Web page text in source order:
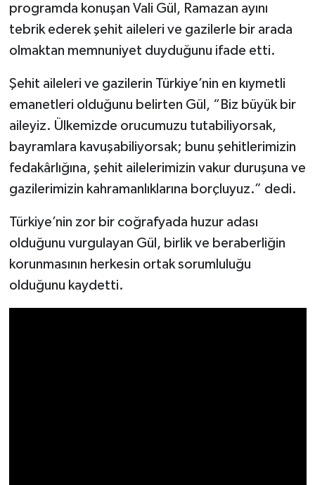
programda konuşan Vali Gül, Ramazan ayını
tebrik ederek şehit aileleri ve gazilerle bir arada
olmaktan memnuniyet duyduğunu ifade etti.
Şehit aileleri ve gazilerin Türkiye’nin en kıymetli
emanetleri olduğunu belirten Gül, “Biz büyük bir
aileyiz. Ülkemizde orucumuzu tutabiliyorsak,
bayramlara kavuşabiliyorsak; bunu şehitlerimizin
fedakârlığına, şehit ailelerimizin vakur duruşuna ve
gazilerimizin kahramanlıklarına borçluyuz.” dedi.
Türkiye’nin zor bir coğrafyada huzur adası
olduğunu vurgulayan Gül, birlik ve beraberliğin
korunmasının herkesin ortak sorumluluğu
olduğunu kaydetti.